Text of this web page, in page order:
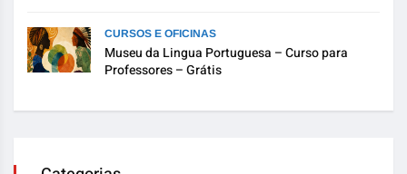
CURSOS E OFICINAS
Museu da Lingua Portuguesa – Curso para
Professores – Grátis